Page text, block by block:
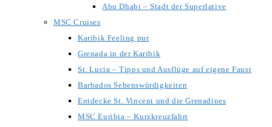
Abu Dhabi – Stadt der Superlative
MSC Cruises
Karibik Feeling pur
Grenada in der Karibik
St. Lucia – Tipps und Ausflüge auf eigene Faust
Barbados Sehenswürdigkeiten
Entdecke St. Vincent und die Grenadines
MSC Euribia – Kurzkreuzfahrt